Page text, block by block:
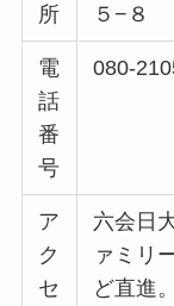
所
５−８
電
話
番
号
080-
ア
ク
セ
六会日
ァミリ
ど直進